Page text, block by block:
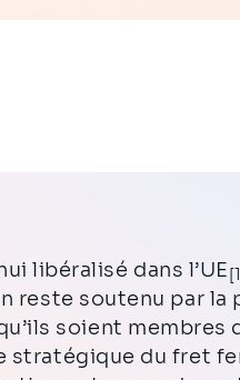
libéralisé dans l’UE
reste soutenu par la
soient membres
stratégique du fret